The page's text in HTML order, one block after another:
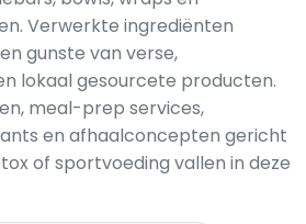
Verwerkte ingrediënten
gunste van verse,
lokaal gesourcete producten.
meal-prep services,
en afhaalconcepten gericht
of sportvoeding vallen in deze